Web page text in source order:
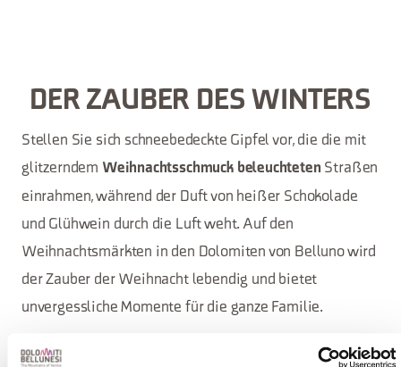
DER ZAUBER DES WINTERS
Stellen Sie sich schneebedeckte Gipfel vor, die die mit
glitzerndem Weihnachtsschmuck beleuchteten Straßen
einrahmen, während der Duft von heißer Schokolade
und Glühwein durch die Luft weht. Auf den
Weihnachtsmärkten in den Dolomiten von Belluno wird
der Zauber der Weihnacht lebendig und bietet
unvergessliche Momente für die ganze Familie.
Bummeln Sie zwischen den charakteristischen Ständen